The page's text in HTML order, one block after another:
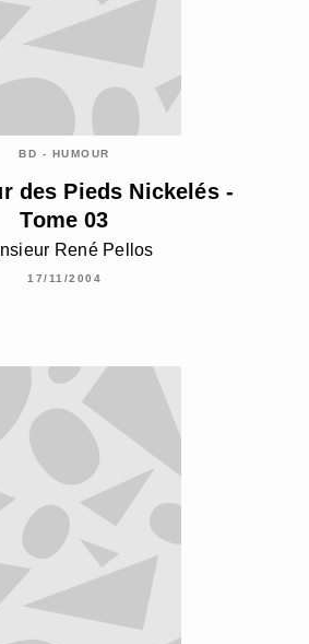
BD - HUMOUR
des Pieds Nickelés -
Tome 03
René Pellos
17/11/2004